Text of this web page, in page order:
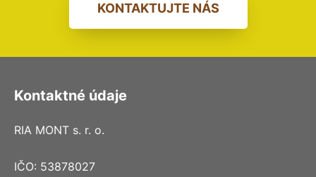
KONTAKTUJTE NÁS
Kontaktné údaje
RIA MONT s. r. o.
IČO: 53878027